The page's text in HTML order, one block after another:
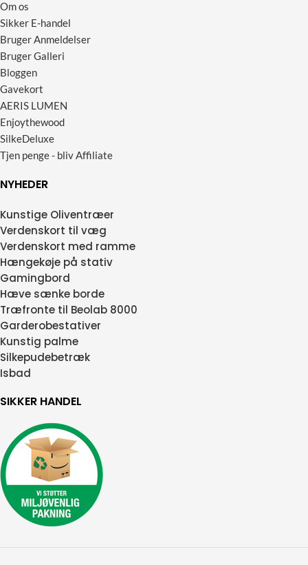
Om os
Sikker E-handel
Bruger Anmeldelser
Bruger Galleri
Bloggen
Gavekort
AERIS LUMEN
Enjoythewood
SilkeDeluxe
Tjen penge - bliv Affiliate
NYHEDER
Kunstige Oliventræer
Verdenskort til væg
Verdenskort med ramme
Hængekøje på stativ
Gamingbord
Hæve sænke borde
Træfronte til Beolab 8000
Garderobestativer
Kunstig palme
Silkepudebetræk
Isbad
SIKKER HANDEL